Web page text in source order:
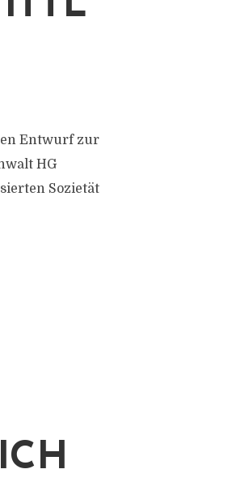
Entwurf zur
HG
Sozietät